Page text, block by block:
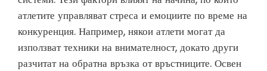
атлетите управляват стреса и емоциите по време на
конкуренция. Например, някои атлети могат да
използват техники на внимателност, докато други
разчитат на обратна връзка от връстниците. Освен